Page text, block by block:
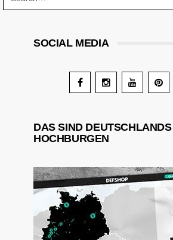
SOCIAL MEDIA
DAS SIND
HOCHBURGEN